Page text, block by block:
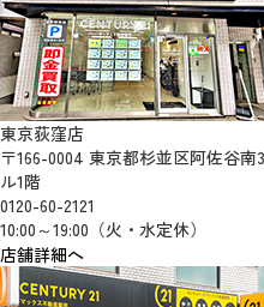
東京荻窪店
〒166-0004 東京都杉並区阿佐谷
ル1階
0120-60-2121
10:00～19:00（火・水定休）
店舗詳細へ